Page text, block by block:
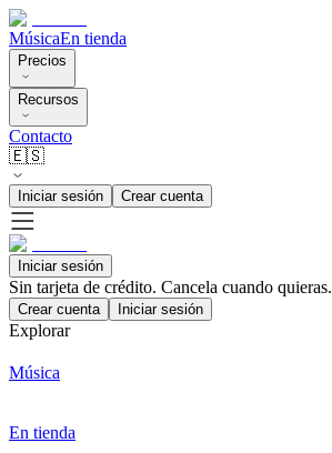
MúsicaEn tienda
Precios
Recursos
Contacto
🇪🇸
Iniciar sesión Crear cuenta
Iniciar sesión
Sin tarjeta de crédito. Cancela cuando quieras.
Crear cuenta Iniciar sesión
Explorar
Música
En tienda